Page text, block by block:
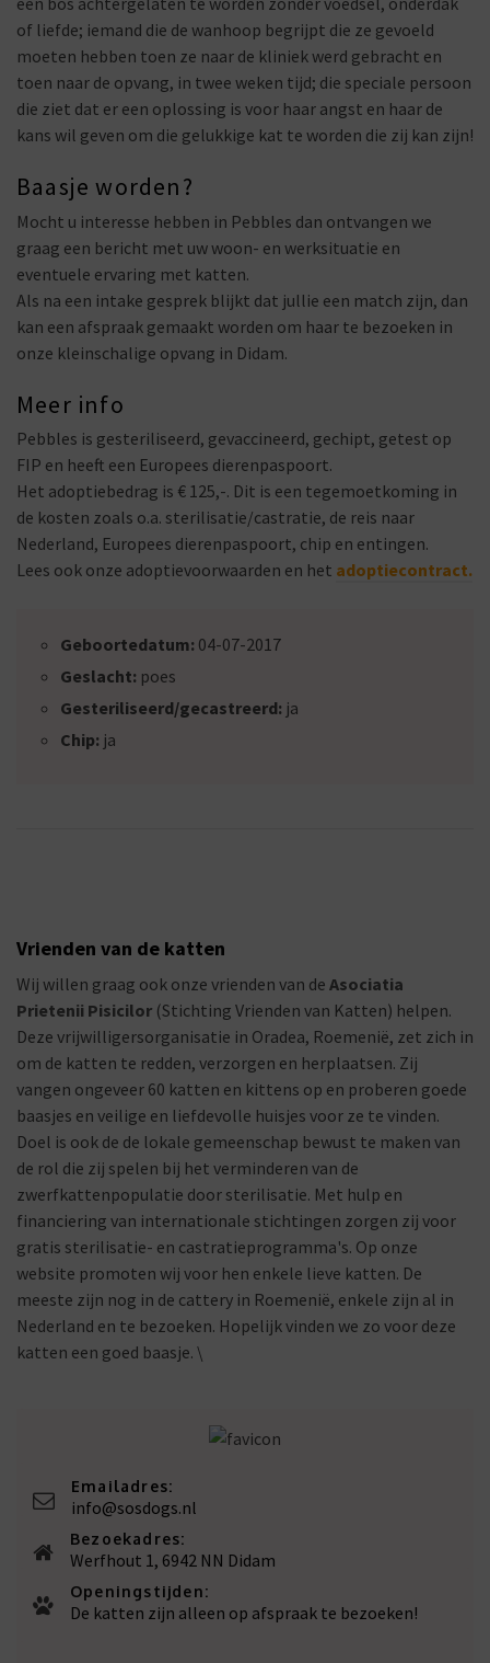
of liefde; iemand die de wanhoop begrijpt die ze gevoeld
moeten hebben toen ze naar de kliniek werd gebracht en
toen naar de opvang, in twee weken tijd; die speciale persoon
die ziet dat er een oplossing is voor haar angst en haar de
kans wil geven om die gelukkige kat te worden die zij kan zijn!
Baasje worden?
Mocht u interesse hebben in Pebbles dan ontvangen we
graag een bericht met uw woon- en werksituatie en
eventuele ervaring met katten.
Als na een intake gesprek blijkt dat jullie een match zijn, dan
kan een afspraak gemaakt worden om haar te bezoeken in
onze kleinschalige opvang in Didam.
Meer info
Pebbles is gesteriliseerd, gevaccineerd, gechipt, getest op
FIP en heeft een Europees dierenpaspoort.
Het adoptiebedrag is € 125,-. Dit is een tegemoetkoming in
de kosten zoals o.a. sterilisatie/castratie, de reis naar
Nederland, Europees dierenpaspoort, chip en entingen.
Lees ook onze adoptievoorwaarden en het adoptiecontract.
Geboortedatum: 04-07-2017
Geslacht: poes
Gesteriliseerd/gecastreerd: ja
Chip: ja
Vrienden van de katten
Wij willen graag ook onze vrienden van de Asociatia
Prietenii Pisicilor (Stichting Vrienden van Katten) helpen.
Deze vrijwilligersorganisatie in Oradea, Roemenië, zet zich in
om de katten te redden, verzorgen en herplaatsen. Zij
vangen ongeveer 60 katten en kittens op en proberen goede
baasjes en veilige en liefdevolle huisjes voor ze te vinden.
Doel is ook de de lokale gemeenschap bewust te maken van
de rol die zij spelen bij het verminderen van de
zwerfkattenpopulatie door sterilisatie. Met hulp en
financiering van internationale stichtingen zorgen zij voor
gratis sterilisatie- en castratieprogramma's. Op onze
website promoten wij voor hen enkele lieve katten. De
meeste zijn nog in de cattery in Roemenië, enkele zijn al in
Nederland en te bezoeken. Hopelijk vinden we zo voor deze
katten een goed baasje. \
Emailadres:
info@sosdogs.nl
Bezoekadres:
Werfhout 1, 6942 NN Didam
Openingstijden:
De katten zijn alleen op afspraak te bezoeken!